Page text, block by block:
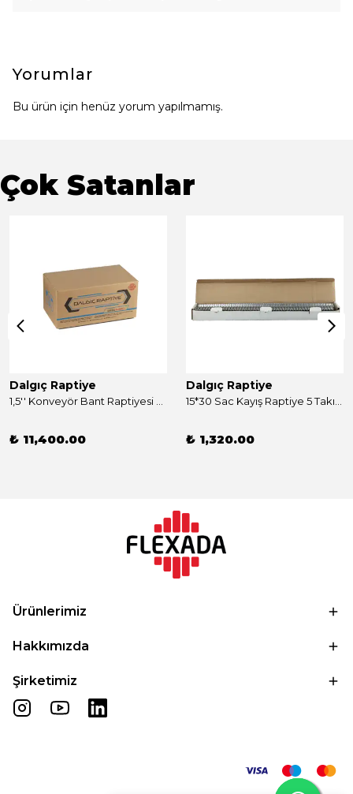
Yorumlar
Bu ürün için henüz yorum yapılmamış.
Çok Satanlar
Dalgıç Raptiye
₺ 11,400.00
Dalgıç Raptiye
₺ 1,320.00
Ürünlerimiz
Hakkımızda
Şirketimiz